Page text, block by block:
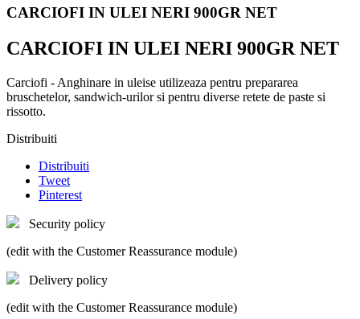
CARCIOFI IN ULEI NERI 900GR NET
CARCIOFI IN ULEI NERI 900GR NET
Carciofi - Anghinare in uleise utilizeaza pentru prepararea
bruschetelor, sandwich-urilor si pentru diverse retete de paste si
rissotto.
Distribuiti
Distribuiti
Tweet
Pinterest
Security policy
(edit with the Customer Reassurance module)
Delivery policy
(edit with the Customer Reassurance module)